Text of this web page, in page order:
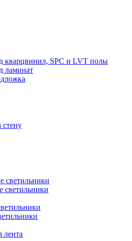
кварцвинил, SPC и LVT полы
ламинат
стену
светильники
светильники
лента